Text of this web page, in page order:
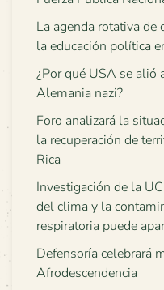
La agenda rotativa
la educación política
¿Por qué USA se alió
Alemania nazi?
Foro analizará la
la recuperación de
Rica
Investigación de la
del clima y la
respiratoria puede
Defensoría celebrará
Afrodescendencia